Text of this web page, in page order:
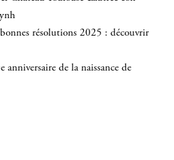
résolutions 2025 : découvrir
de la naissance de